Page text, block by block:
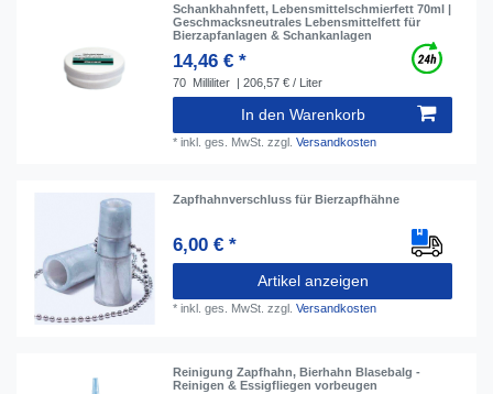
Schankhahnfett, Lebensmittelschmierfett 70ml |
Geschmacksneutrales Lebensmittelfett für
Bierzapfanlagen & Schankanlagen
14,46 € *
70 Milliliter | 206,57 € / Liter
In den Warenkorb
*inkl. ges. MwSt. zzgl.Versandkosten
Zapfhahnverschluss für Bierzapfhähne
6,00 € *
Artikel anzeigen
*inkl. ges. MwSt. zzgl.Versandkosten
Reinigung Zapfhahn, Bierhahn Blasebalg -
Reinigen & Essigfliegen vorbeugen